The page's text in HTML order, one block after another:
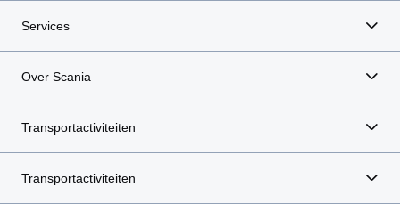
Services
Over Scania
Transportactiviteiten
Transportactiviteiten